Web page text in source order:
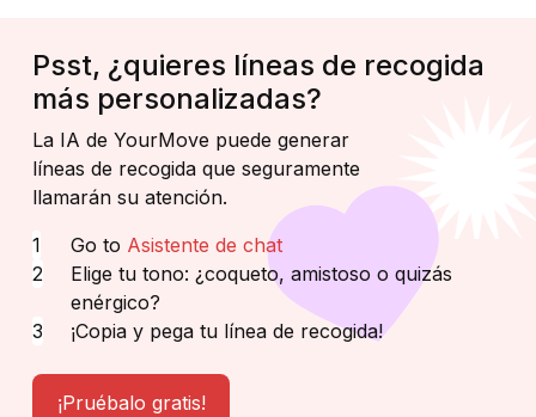
Psst, ¿quieres líneas de recogida
más personalizadas?
La IA de YourMove puede generar
líneas de recogida que seguramente
llamarán su atención.
Go to Asistente de chat
Elige tu tono: ¿coqueto, amistoso o quizás
enérgico?
¡Copia y pega tu línea de recogida!
¡Pruébalo gratis!